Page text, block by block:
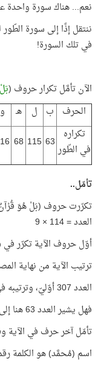
نعم... هناك سورة واحدة عدد آياتها 49 آية،
ننتقل إذًا إلى سورة
في تلك السورة!
الآن تأمَّل تكرار حروف (
الحرف ب ل هـ و
تكراره
في الطّور 63
115
68
تأمّل..
العدد = 114 × 9
أوّل حروف الآية تكرّر في
ترتيب الآية من نهاية
العدد 307 أوّليّ، وترتيبه في قائمة الأعداد الأوّليّة رقم 63
فهل يشير العدد 63 هنا إلى عمر مُحمَّد صلى الله عليه وسلّم!
تأمّل آخر حرف في الآية وقد
اسم (مُحمَّد) هو الكلمة رقم 17 من بداية سورة